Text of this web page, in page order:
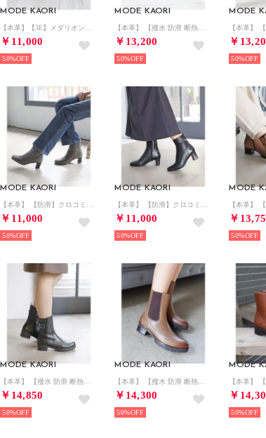
MODE KAORI
￥11,000
50%
MODE KAORI
￥13,200
50%
MODE
￥
50%
MODE KAORI
￥11,000
50%
MODE KAORI
￥11,000
50%
MODE
￥
50%
MODE KAORI
￥14,850
50%
MODE KAORI
￥14,300
50%
MODE
￥
50%